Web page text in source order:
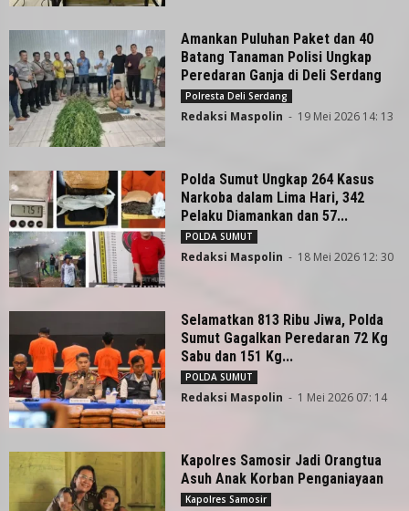
Amankan Puluhan Paket dan 40
Batang Tanaman Polisi Ungkap
Peredaran Ganja di Deli Serdang
Polresta Deli Serdang
Redaksi Maspolin - 19 Mei 2026 14: 13
Polda Sumut Ungkap 264 Kasus
Narkoba dalam Lima Hari, 342
Pelaku Diamankan dan 57...
POLDA SUMUT
Redaksi Maspolin - 18 Mei 2026 12: 30
Selamatkan 813 Ribu Jiwa, Polda
Sumut Gagalkan Peredaran 72 Kg
Sabu dan 151 Kg...
POLDA SUMUT
Redaksi Maspolin - 1 Mei 2026 07: 14
Kapolres Samosir Jadi Orangtua
Asuh Anak Korban Penganiayaan
Kapolres Samosir